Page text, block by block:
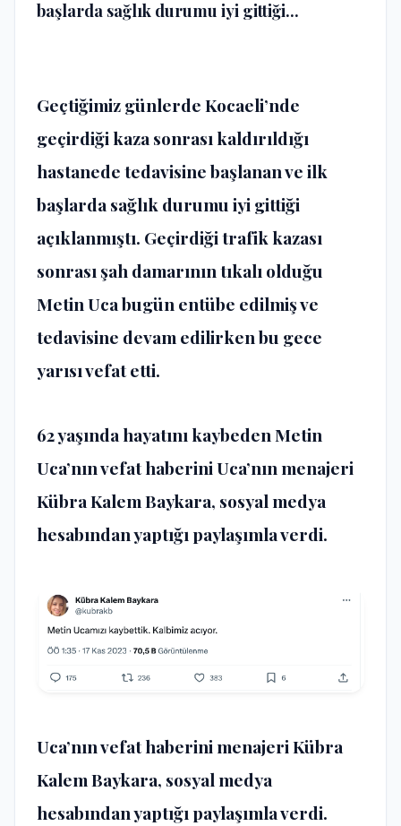
başlarda sağlık durumu iyi gittiği...
Geçtiğimiz günlerde Kocaeli’nde
geçirdiği kaza sonrası kaldırıldığı
hastanede tedavisine başlanan ve ilk
başlarda sağlık durumu iyi gittiği
açıklanmıştı. Geçirdiği trafik kazası
sonrası şah damarının tıkalı olduğu
Metin Uca bugün entübe edilmiş ve
tedavisine devam edilirken bu gece
yarısı vefat etti.
62 yaşında hayatını kaybeden Metin
Uca’nın vefat haberini Uca’nın menajeri
Kübra Kalem Baykara, sosyal medya
hesabından yaptığı paylaşımla verdi.
Uca’nın vefat haberini menajeri Kübra
Kalem Baykara, sosyal medya
hesabından yaptığı paylaşımla verdi.